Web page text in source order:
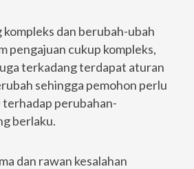
kompleks dan berubah-ubah
pengajuan cukup kompleks,
terkadang terdapat aturan
sehingga pemohon perlu
perubahan-
berlaku.
dan rawan kesalahan